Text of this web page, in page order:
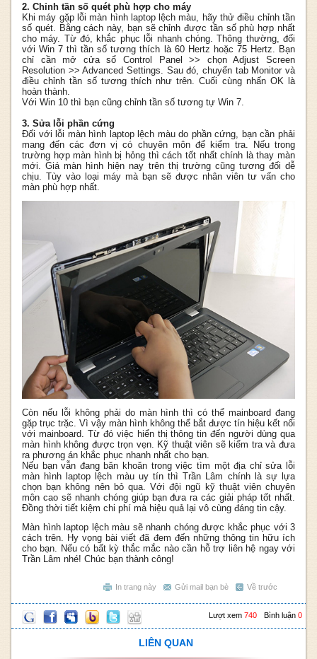
2. Chỉnh tần số quét phù hợp cho máy
Khi máy gặp lỗi màn hình laptop lệch màu, hãy thử điều chỉnh tần
số quét. Bằng cách này, bạn sẽ chỉnh được tần số phù hợp nhất
cho máy. Từ đó, khắc phục lỗi nhanh chóng. Thông thường, đối
với Win 7 thì tần số tương thích là 60 Hertz hoặc 75 Hertz. Bạn
chỉ cần mở cửa sổ Control Panel >> chọn Adjust Screen
Resolution >> Advanced Settings. Sau đó, chuyển tab Monitor và
điều chỉnh tần số tương thích như trên. Cuối cùng nhấn OK là
hoàn thành.
Với Win 10 thì bạn cũng chỉnh tần số tương tự Win 7.
3. Sửa lỗi phần cứng
Đối với lỗi màn hình laptop lệch màu do phần cứng, bạn cần phải
mang đến các đơn vị có chuyên môn để kiểm tra. Nếu trong
trường hợp màn hình bị hỏng thì cách tốt nhất chính là thay màn
mới. Giá màn hình hiện nay trên thị trường cũng tương đối dễ
chịu. Tùy vào loại máy mà bạn sẽ được nhân viên tư vấn cho
màn phù hợp nhất.
Còn nếu lỗi không phải do màn hình thì có thể mainboard đang
gặp trục trặc. Vì vậy màn hình không thể bắt được tín hiệu kết nối
với mainboard. Từ đó việc hiển thị thông tin đến người dùng qua
màn hình không được trọn vẹn. Kỹ thuật viên sẽ kiểm tra và đưa
ra phương án khắc phục nhanh nhất cho bạn.
Nếu bạn vẫn đang băn khoăn trong việc tìm một địa chỉ sửa lỗi
màn hình laptop lệch màu uy tín thì Trần Lâm chính là sự lựa
chọn bạn không nên bỏ qua. Với đội ngũ kỹ thuật viên chuyên
môn cao sẽ nhanh chóng giúp bạn đưa ra các giải pháp tốt nhất.
Đồng thời tiết kiệm chi phí mà hiệu quả lại vô cùng đáng tin cậy.
Màn hình laptop lệch màu sẽ nhanh chóng được khắc phục với 3
cách trên. Hy vọng bài viết đã đem đến những thông tin hữu ích
cho bạn. Nếu có bất kỳ thắc mắc nào cần hỗ trợ liên hệ ngay với
Trần Lâm nhé! Chúc bạn thành công!
Về trước
Gửi mail bạn bè
In trang này
Bình luận 0
Lượt xem 740
LIÊN QUAN